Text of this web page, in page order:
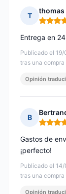
T
thomas
Nota: 5
Publicado el
tras una
Entrega en
Opinión
B
Nota: 5
Publicado el
tras una
Gastos de
¡perfecto!
Opinión